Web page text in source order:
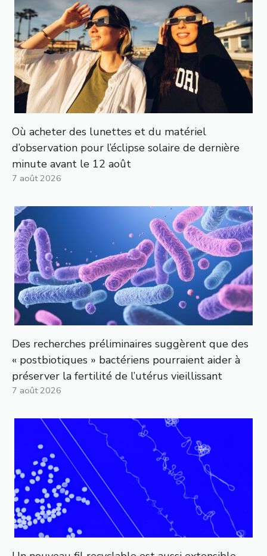
Où acheter des lunettes et du matériel
d’observation pour l’éclipse solaire de dernière
minute avant le 12 août
7 août 2026
Des recherches préliminaires suggèrent que des
« postbiotiques » bactériens pourraient aider à
préserver la fertilité de l’utérus vieillissant
7 août 2026